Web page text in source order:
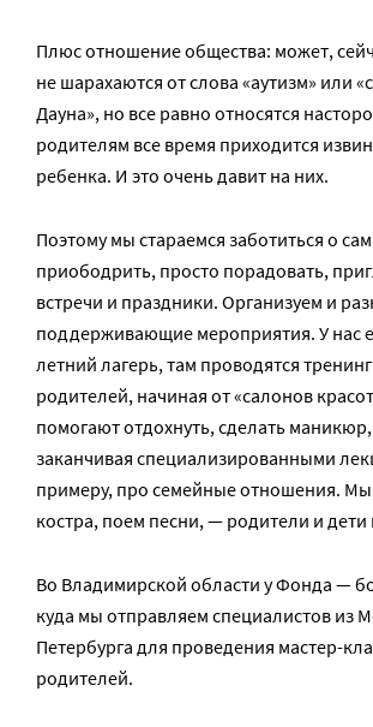
Плюс отношение общества: может,
не шарахаются от слова «аутизм» или
Дауна», но все равно относятся
родителям все время приходится
ребенка. И это очень давит на них.
Поэтому мы стараемся заботиться о
приободрить, просто порадовать,
встречи и праздники. Организуем и
поддерживающие мероприятия. У нас
летний лагерь, там проводятся
родителей, начиная от «салонов
помогают отдохнуть, сделать
заканчивая специализированными
примеру, про семейные отношения. Мы
костра, поем песни, — родители и дети
Во Владимирской области у Фонда —
куда мы отправляем специалистов из
Петербурга для проведения мастер-
родителей.